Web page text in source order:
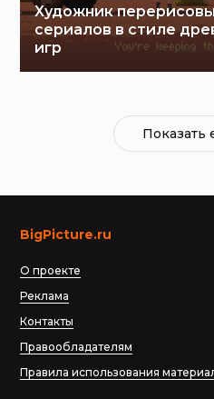
Художник
сериалов в стиле
игр
Показать
BigPicture.ru
О проекте
Реклама
Контакты
Правообладателям
Правила использования